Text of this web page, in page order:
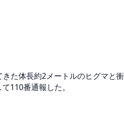
た体長約2メートルのヒグマと
110番通報した。